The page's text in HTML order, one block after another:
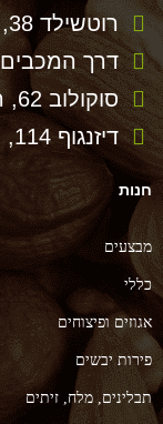
רוטשילד 38, ראשון לציון
דרך המכבים 14, ראשון לציון
סוקולוב 62, הרצליה
דיזנגוף 114, תל אביב
חנות
מבצעים
כללי
אגוזים ופיצוחים
פירות יבשים
תבלינים, מלח, זיתים